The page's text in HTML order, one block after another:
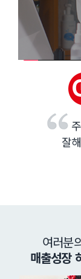
잘
여러분
매출성장